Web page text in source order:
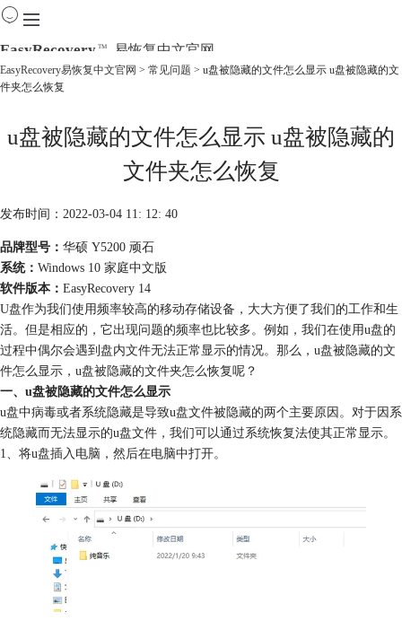
EasyRecovery TM 易恢复中文官网
下载
EasyRecovery易恢复中文官网 > 常见问题 > u盘被隐藏的文件怎么显示 u盘被隐藏的文
件夹怎么恢复
u盘被隐藏的文件怎么显示 u盘被隐藏的
文件夹怎么恢复
发布时间：2022-03-04 11: 12: 40
品牌型号： 华硕 Y5200 顽石
系统： Windows 10 家庭中文版
软件版本： EasyRecovery 14
U盘作为我们使用频率较高的移动存储设备，大大方便了我们的工作和生
活。但是相应的，它出现问题的频率也比较多。例如，我们在使用u盘的
过程中偶尔会遇到盘内文件无法正常显示的情况。那么，u盘被隐藏的文
件怎么显示，u盘被隐藏的文件夹怎么恢复呢？
一、u盘被隐藏的文件怎么显示
u盘中病毒或者系统隐藏是导致u盘文件被隐藏的两个主要原因。对于因系
统隐藏而无法显示的u盘文件，我们可以通过系统恢复法使其正常显示。
1、将u盘插入电脑，然后在电脑中打开。